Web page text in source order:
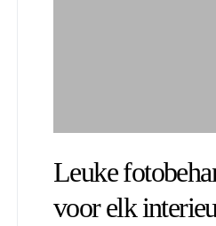
Leuke
voor elk